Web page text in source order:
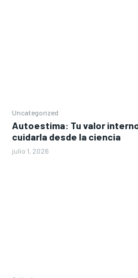
Uncategorized
Autoestima: Tu valor
cuidarla desde la ciencia
julio 1, 2026